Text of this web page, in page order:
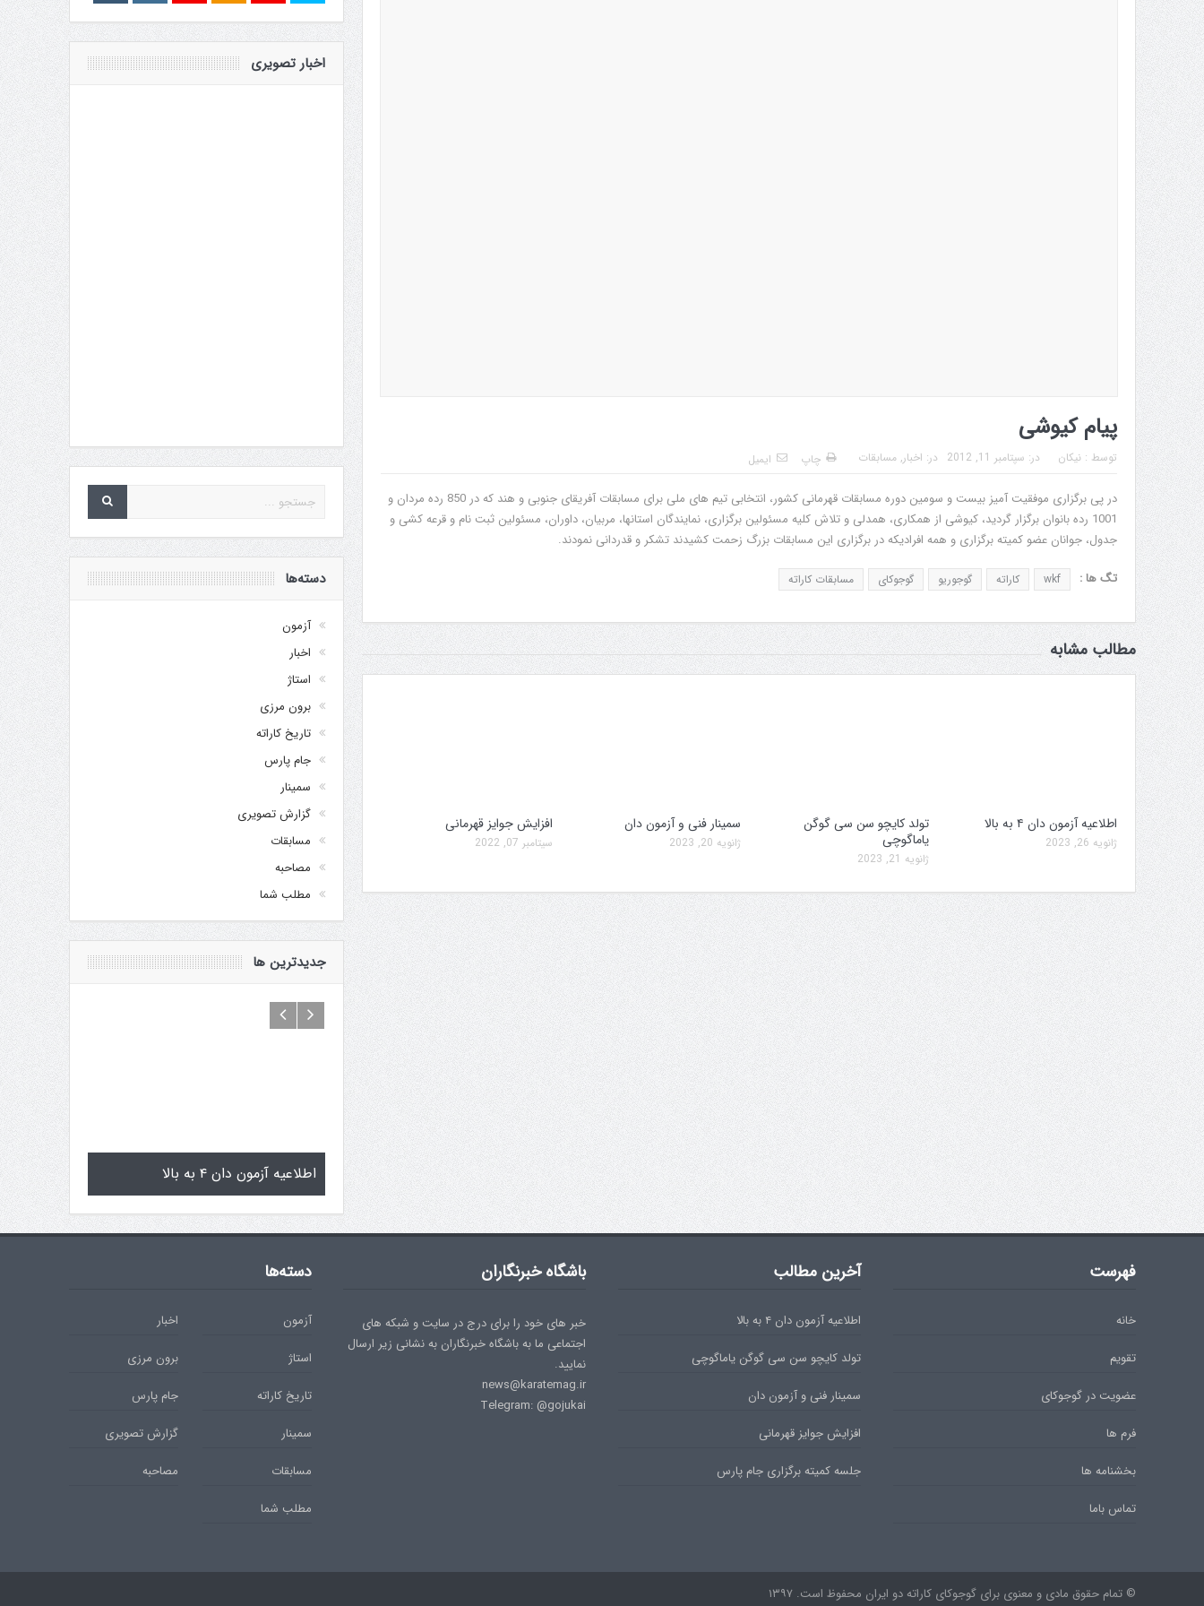
پیام کیوشی
توسط :نیکان در: سپتامبر 11, 2012 در: اخبار,مسابقات چاپ ایمیل
در پی برگزاری موفقیت آمیز بیست و سومین دوره مسابقات قهرمانی کشور، انتخابی تیم های ملی برای مسابقات آفریقای جنوبی و هند که در 850 رده مردان و
1001 رده بانوان برگزار گردید، کیوشی از همکاری، همدلی و تلاش کلیه مسئولین برگزاری، نمایندگان استانها، مربیان، داوران، مسئولین ثبت نام و قرعه کشی و
جدول، جوانان عضو کمیته برگزاری و همه افرادیکه در برگزاری این مسابقات بزرگ زحمت کشیدند تشکر و قدردانی نمودند.
تگ ها : wkf کاراته گوجوریو گوجوکای مسابقات کاراته
مطالب مشابه
اطلاعیه آزمون دان ۴ به بالا
ژانویه 26, 2023
تولد کایچو سن سی گوگن
یاماگوچی
ژانویه 21, 2023
سمینار فنی و آزمون دان
ژانویه 20, 2023
افزایش جوایز قهرمانی
سپتامبر 07, 2022
اخبار تصویری
دسته‌ها
آزمون
اخبار
استاژ
برون مرزی
تاریخ کاراته
جام پارس
سمینار
گزارش تصویری
مسابقات
مصاحبه
مطلب شما
جدیدترین ها
تمرینات اطلاعیه آزمون دان ۴ به بالا تولد کایچو سن سی گوگن یاماگوچی سمینار فنی و آزمون دان افزایش جوایز قهرمانی برگزاری جام پارس
فهرست
خانه
تقویم
عضویت در گوجوکای
فرم ها
بخشنامه ها
تماس باما
آخرین مطالب
اطلاعیه آزمون دان ۴ به بالا
تولد کایچو سن سی گوگن یاماگوچی
سمینار فنی و آزمون دان
افزایش جوایز قهرمانی
جلسه کمیته برگزاری جام پارس
باشگاه خبرنگاران
خبر های خود را برای درج در سایت و شبکه های
اجتماعی ما به باشگاه خبرنگاران به نشانی زیر ارسال
نمایید.
news@karatemag.ir
Telegram: @gojukai
دسته‌ها
آزمون
اخبار
استاژ
برون مرزی
تاریخ کاراته
جام پارس
سمینار
گزارش تصویری
مسابقات
مصاحبه
مطلب شما
© تمام حقوق مادی و معنوی برای گوجوکای کاراته دو ایران محفوظ است. ۱۳۹۷